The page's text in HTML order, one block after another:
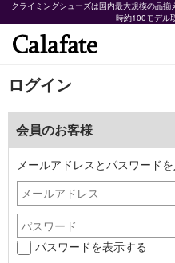
クライミングシューズは国内最大規模の品
時約100モデル
ログイン
会員のお客様
メールアドレスとパスワード
パスワードを表示する